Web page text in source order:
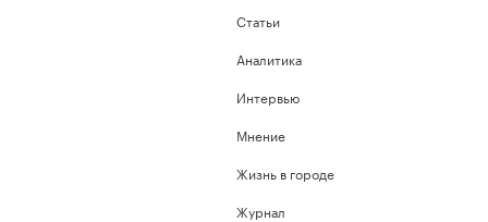
Статьи
Аналитика
Интервью
Мнение
Жизнь в городе
Журнал